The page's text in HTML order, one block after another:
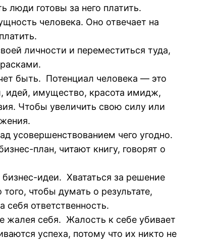
люди готовы за него платить.
человека. Оно отвечает на
личности и переместиться туда,
быть. Потенциал человека — это
идей, имущество, красота имидж,
Чтобы увеличить свою силу или
усовершенствованием чего угодно.
план, читают книгу, говорят о
идеи. Хвататься за решение
чтобы думать о результате,
ответственность.
жалея себя. Жалость к себе убивает
успеха, потому что их никто не